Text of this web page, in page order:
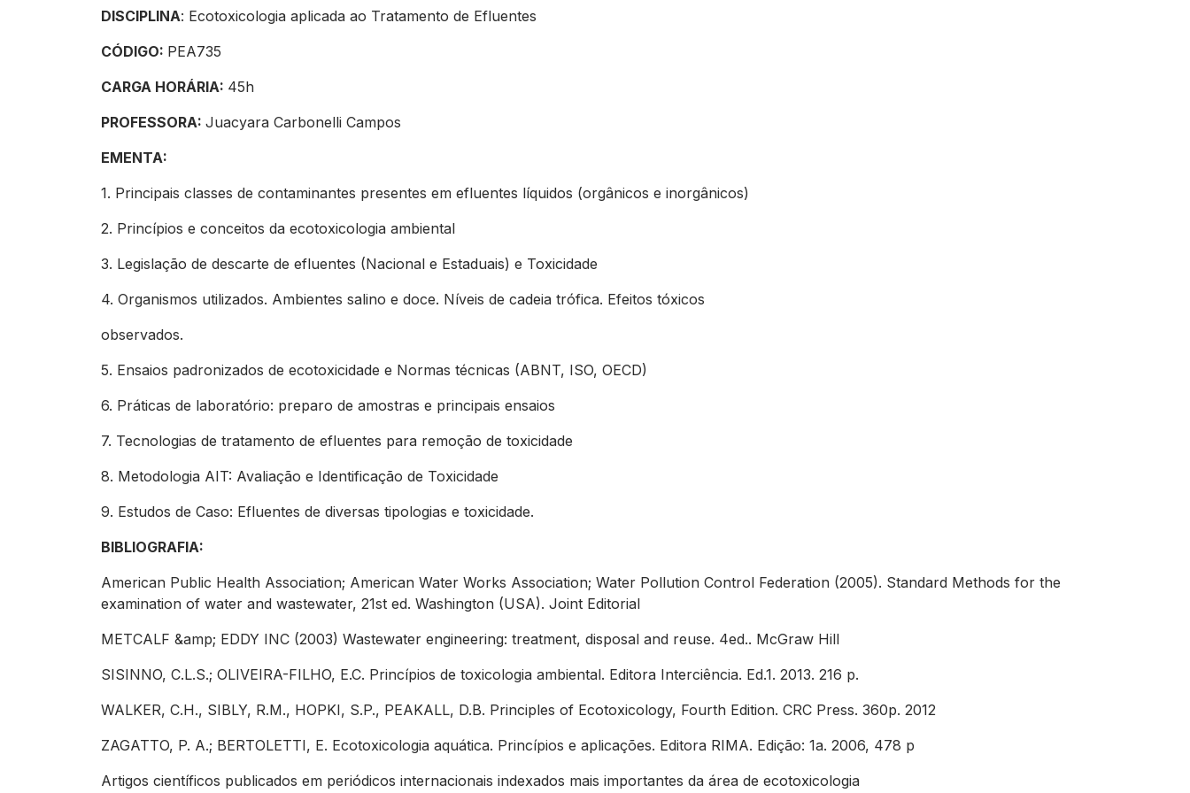
DISCIPLINA: Ecotoxicologia aplicada ao Tratamento de Efluentes
CÓDIGO: PEA735
CARGA HORÁRIA: 45h
PROFESSORA: Juacyara Carbonelli Campos
EMENTA:
1. Principais classes de contaminantes presentes em efluentes líquidos (orgânicos e inorgânicos)
2. Princípios e conceitos da ecotoxicologia ambiental
3. Legislação de descarte de efluentes (Nacional e Estaduais) e Toxicidade
4. Organismos utilizados. Ambientes salino e doce. Níveis de cadeia trófica. Efeitos tóxicos
observados.
5. Ensaios padronizados de ecotoxicidade e Normas técnicas (ABNT, ISO, OECD)
6. Práticas de laboratório: preparo de amostras e principais ensaios
7. Tecnologias de tratamento de efluentes para remoção de toxicidade
8. Metodologia AIT: Avaliação e Identificação de Toxicidade
9. Estudos de Caso: Efluentes de diversas tipologias e toxicidade.
BIBLIOGRAFIA:
American Public Health Association; American Water Works Association; Water Pollution Control Federation (2005). Standard Methods for the
examination of water and wastewater, 21st ed. Washington (USA). Joint Editorial
METCALF &amp; EDDY INC (2003) Wastewater engineering: treatment, disposal and reuse. 4ed.. McGraw Hill
SISINNO, C.L.S.; OLIVEIRA-FILHO, E.C. Princípios de toxicologia ambiental. Editora Interciência. Ed.1. 2013. 216 p.
WALKER, C.H., SIBLY, R.M., HOPKI, S.P., PEAKALL, D.B. Principles of Ecotoxicology, Fourth Edition. CRC Press. 360p. 2012
ZAGATTO, P. A.; BERTOLETTI, E. Ecotoxicologia aquática. Princípios e aplicações. Editora RIMA. Edição: 1a. 2006, 478 p
Artigos científicos publicados em periódicos internacionais indexados mais importantes da área de ecotoxicologia